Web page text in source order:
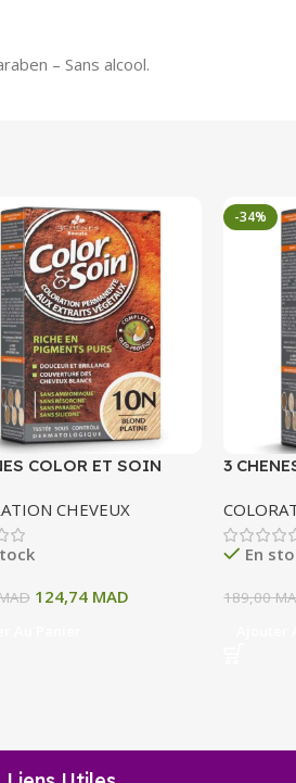
– Sans alcool.
COLOR ET SOIN
PATINE 135 ML
CHEVEUX
124,74 MAD
-34%
3
11A
ML
En
189,00